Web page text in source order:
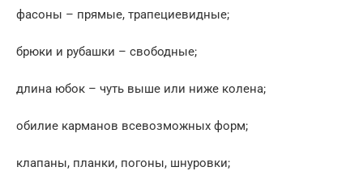
фасоны – прямые, трапециевидные;
брюки и рубашки – свободные;
длина юбок – чуть выше или ниже колена;
обилие карманов всевозможных форм;
клапаны, планки, погоны, шнуровки;